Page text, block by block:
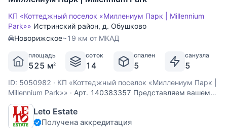
КП «Коттеджный поселок «Миллениум Парк | Millennium
Park»» Истринский район, д. Обушково
Новорижское~19 км от МКАД
площадь
525 м2
соток
14
спален
5
санузла
5
ID: 5050982 · КП «Коттеджный поселок «Миллениум Парк |
Millennium Park»» · Арт. 140383357 Представляем вашему
вниманию дом “под ключ” площадью 525 кв. м в
коттеджном поселке “Миллениум парк”, расположенном в
19 км от МКАД по Новорижскому шоссе. Дом полностью
Leto Estate
Получена аккредитация